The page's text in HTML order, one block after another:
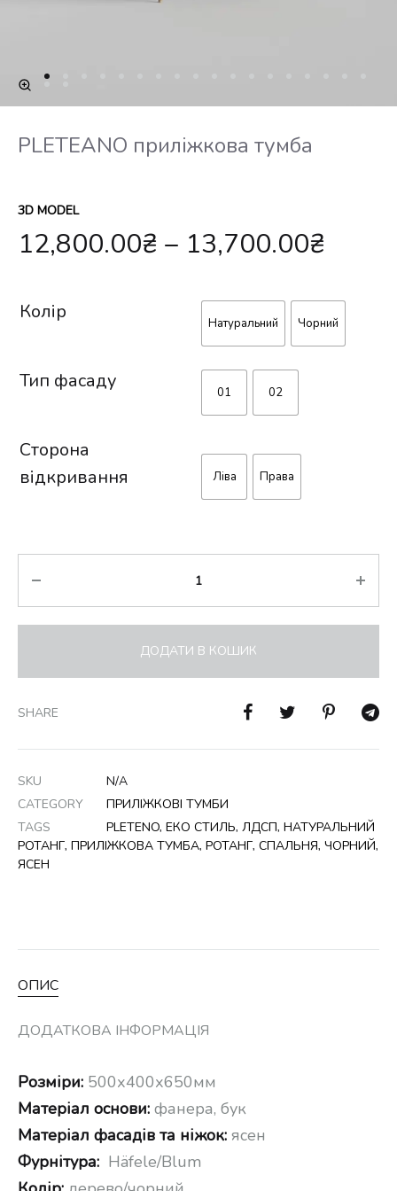
PLETEANO приліжкова тумба
3D MODEL
12,800.00₴ – 13,700.00₴
Колір Натуральний Чорний
Тип фасаду 01 02
Сторона
відкривання
Ліва Права
ДОДАТИ В КОШИК
SHARE
SKU
N/A
CATEGORY
ПРИЛІЖКОВІ ТУМБИ
TAGS
PLETENO, ЕКО СТИЛЬ, ЛДСП, НАТУРАЛЬНИЙ
РОТАНГ, ПРИЛІЖКОВА ТУМБА, РОТАНГ, СПАЛЬНЯ, ЧОРНИЙ,
ЯСЕН
ОПИС
ДОДАТКОВА ІНФОРМАЦІЯ
Розміри: 500х400х650мм
Матеріал основи: фанера, бук
Матеріал фасадів та ніжок: ясен
Фурнітура: Häfele/Blum